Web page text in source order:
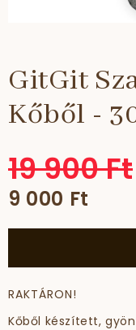
GitGit
Kőből -
19 900 Ft
9 000 Ft
RAKTÁRON!
Kőből készített,